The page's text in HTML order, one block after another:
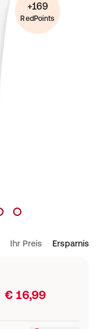
+169
RedPoints
Ihr Preis Ersparnis
€ 16,99